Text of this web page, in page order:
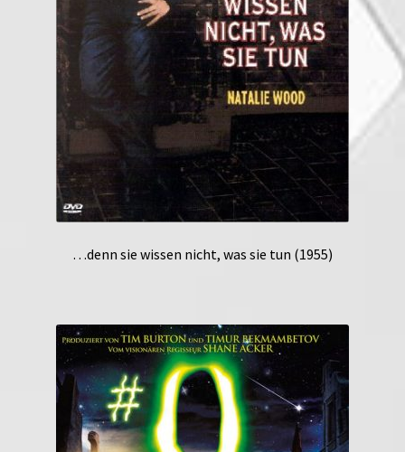
…denn sie wissen nicht, was sie tun (1955)